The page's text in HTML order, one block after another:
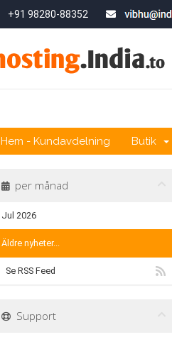
+91 98280-88352
Hem - Kundavdelning Butik
per månad
Jul 2026
Äldre nyheter...
Se RSS Feed
Support